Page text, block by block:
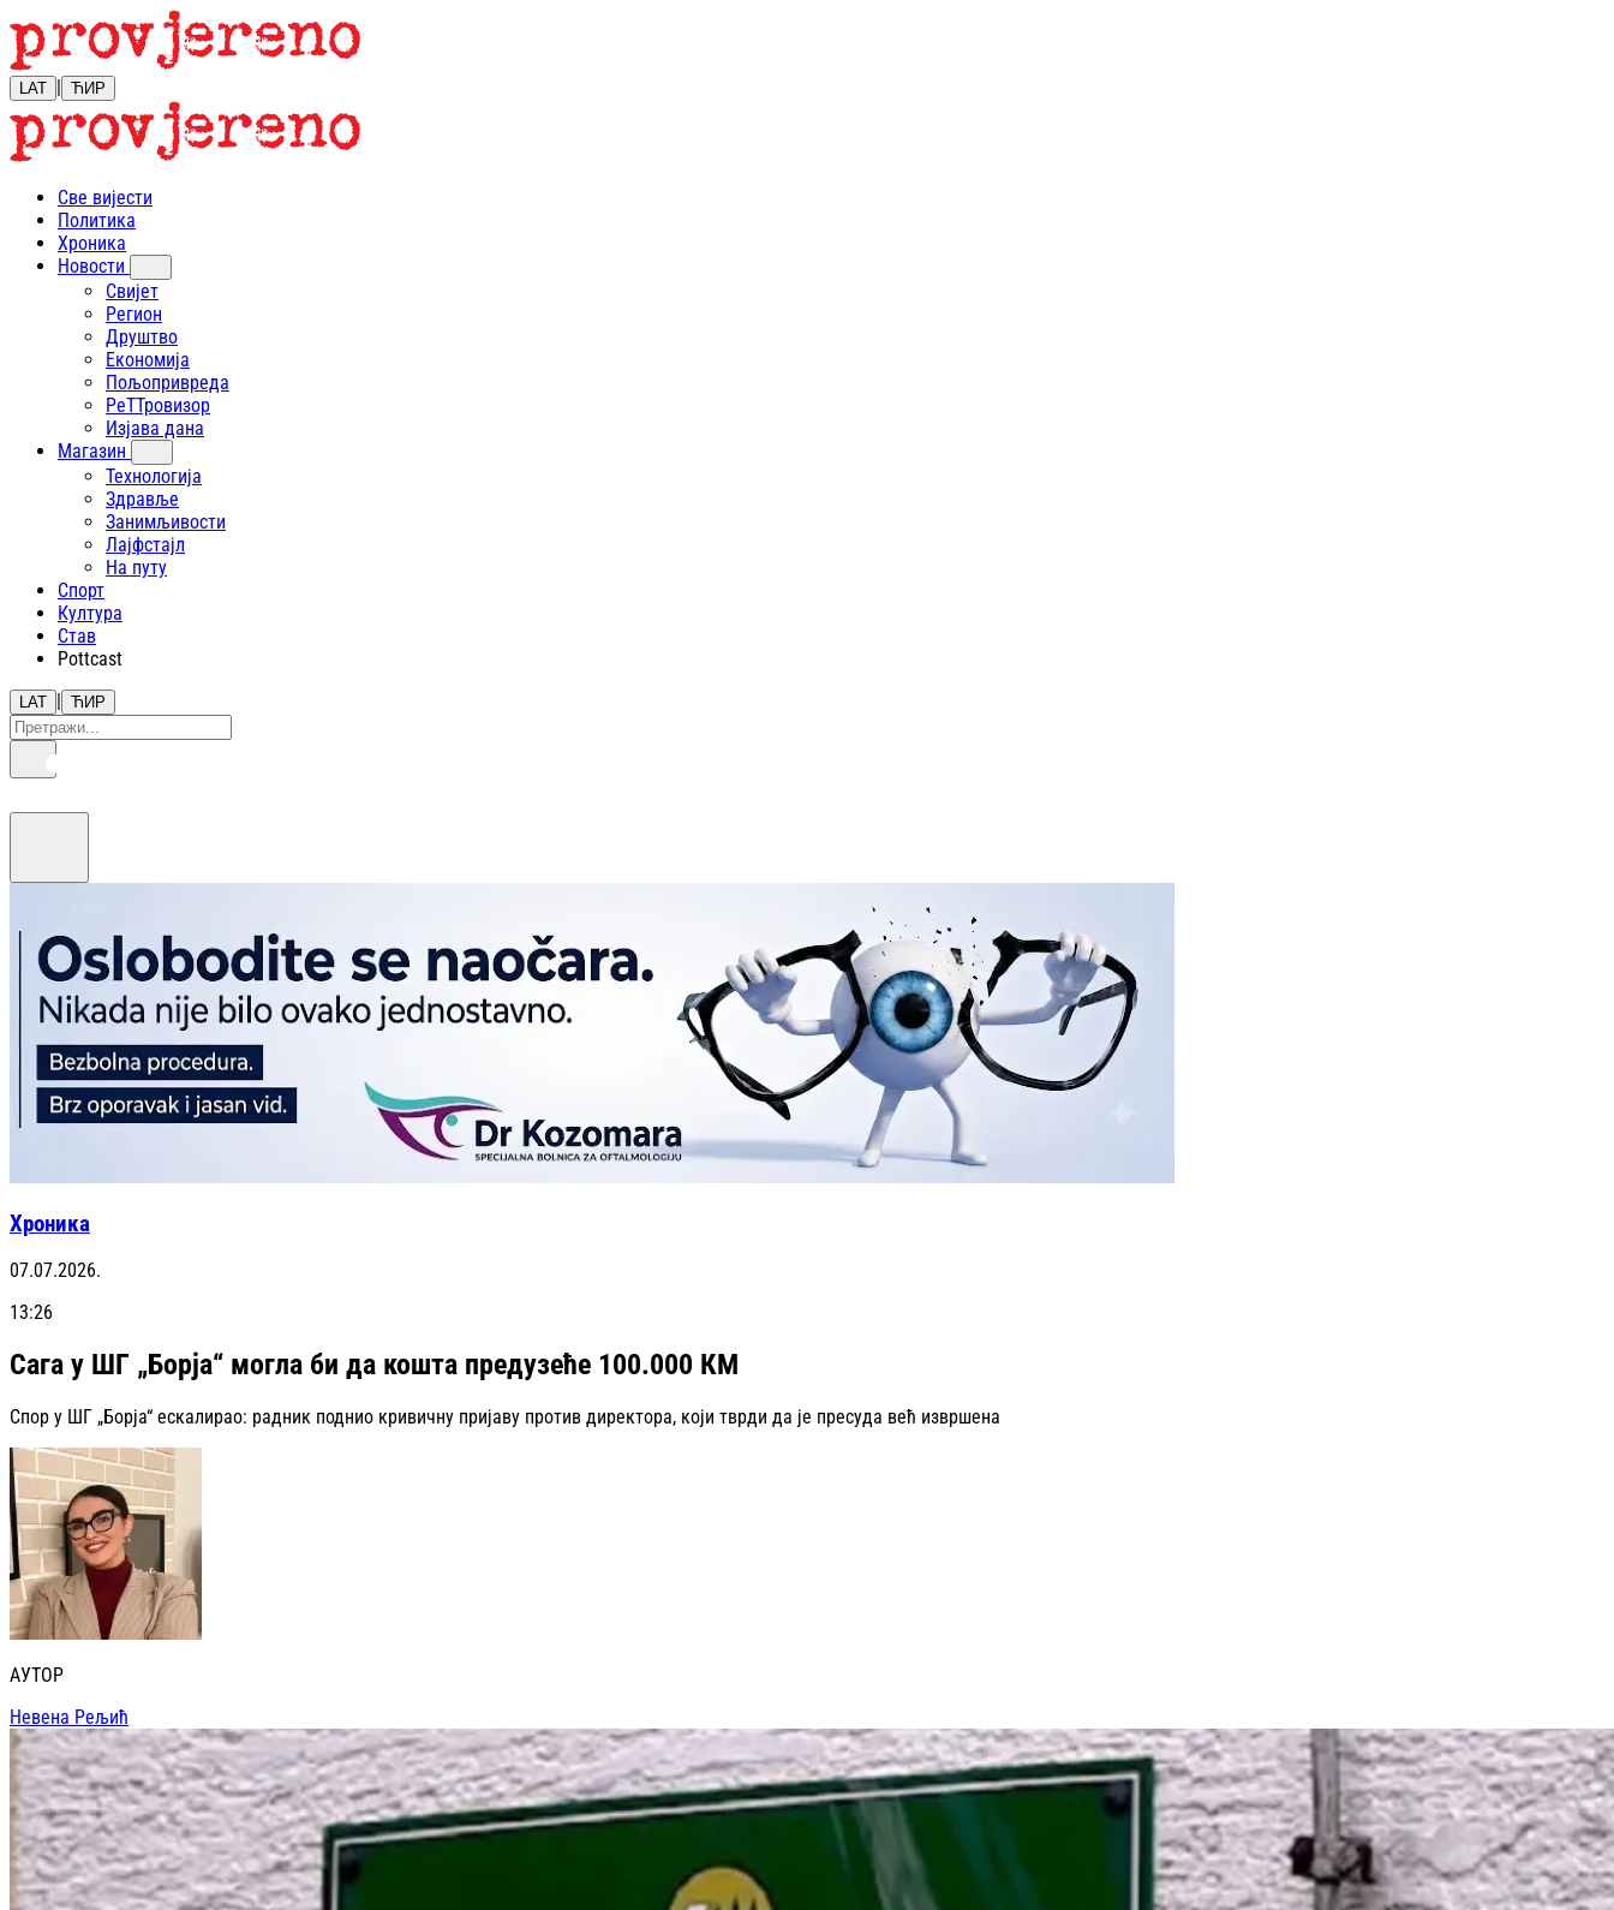
LAT | ЋИР
Све вијести
Политика
Хроника
Новости
Свијет
Регион
Друштво
Економија
Пољопривреда
РеТТровизор
Изјава дана
Магазин
Технологија
Здравље
Занимљивости
Лајфстajл
На путу
Спорт
Култура
Став
Pottcast
LAT | ЋИР
Хроника
07.07.2026.
13:26
Сага у ШГ „Борја“ могла би да кошта предузеће 100.000 КМ
Спор у ШГ „Борја“ ескалирао: радник поднио кривичну пријаву против директора, који тврди да је пресуда већ извршена
АУТОР
Невена Рељић